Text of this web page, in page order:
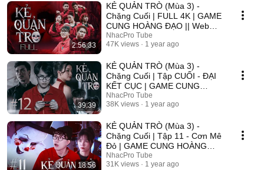
Tâm, Trúc, Khánh Duy ► Một trò chơi kỳ lạ, với mức thưởng tiền tỷ.
Một trò chơi mang hơi hướng của show truyền hình thực tế, nhưng dần
trở nên đen tối hơn quà từng vòng. Ai sẽ là người chiến thắng cuối
cùng?. Mục đích của KẺ QUẢN TRÒ là gì?. Và gương mặt đằng sau
chiếc mặt nạ. Tất cả sẽ tiết lộ trong seri web drama KẺ QUẢN TRÒ
(Mùa 3) Simon Phan _ Anh trai Simon Huỳnh Nhựt _ Diễn viên Huỳnh
Nhựt Bnat _ Ca sĩ Bnat Bảo Ngân _ Cô giáo Bảo Ngân Trúc _ TikToker
Trúc Khánh Duy _ Nghệ sĩ Khánh Duy Simon Phan _ Em trai Cá Hồi
2:56:33
KẺ QUẢN TRÒ (Mùa 3) -
Chặng Cuối | FULL 4K | GAME
CUNG HOÀNG ĐẠO || Web
Drama 2025
NhacPro Tube
47K views
1 year ago
39:39
KẺ QUẢN TRÒ (Mùa 3) -
Chặng Cuối | Tập CUỐI - ĐẠI
KẾT CỤC | GAME CUNG
HOÀNG ĐẠO || Web Drama
2025
NhacPro Tube
38K views
1 year ago
18:56
KẺ QUẢN TRÒ (Mùa 3) -
Chặng Cuối | Tập 11 - Cơn Mê
Đỏ | GAME CUNG HOÀNG
ĐẠO || Web Drama 2025
NhacPro Tube
31K views
1 year ago